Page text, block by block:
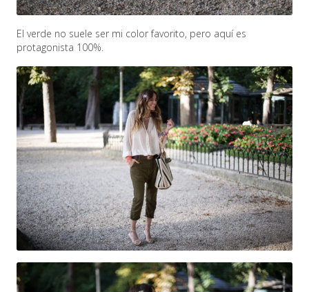
El verde no suele ser mi color favorito, pero aquí es
protagonista 100%.